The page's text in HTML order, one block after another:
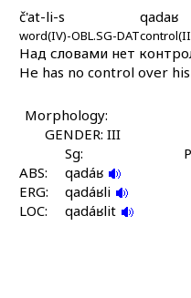
č'at-li-s
word(IV)-OBL.SG-DAT
qadaʁ
Над словами нет
He has no control over
Morphology:
GENDER: III
Sg:
ABS:
qadáʁ
ERG:
qadáʁli
LOC:
qadáʁlit